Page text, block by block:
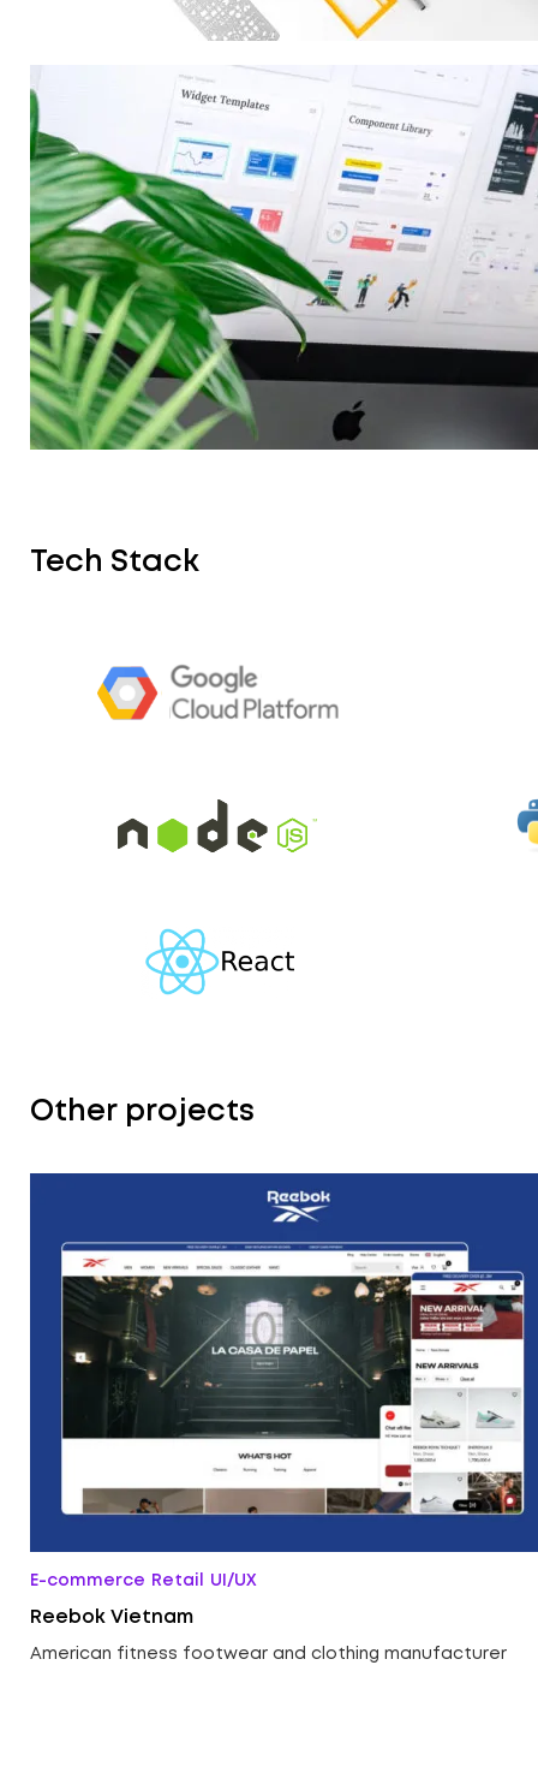
Tech Stack
Other projects
E-commerce Retail UI/UX
Reebok Vietnam
American fitness footwear and clothing manufacturer